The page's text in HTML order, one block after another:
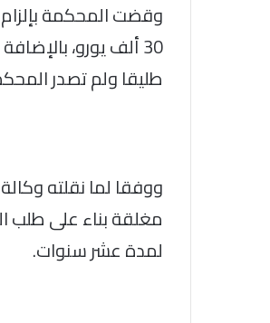
طليقا ولم تصدر
ووفقا لما نقلته
مغلقة بناء على طلب
لمدة عشر سنوات.